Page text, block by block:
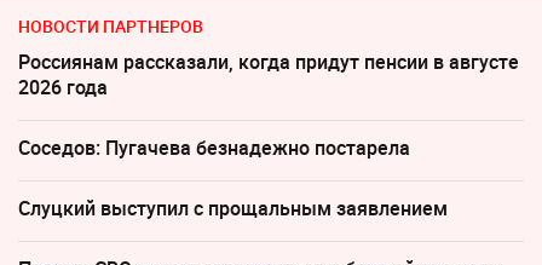
НОВОСТИ ПАРТНЕРОВ
Россиянам рассказали, когда придут пенсии в августе
2026 года
Соседов: Пугачева безнадежно постарела
Слуцкий выступил с прощальным заявлением